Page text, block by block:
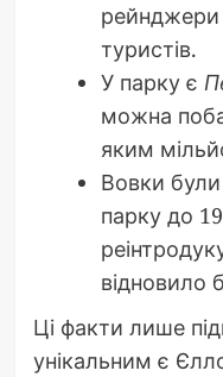
рейнджери
туристів.
У парку є
можна
яким
Вовки
парку до
відновило
Ці факти лише
унікальним є